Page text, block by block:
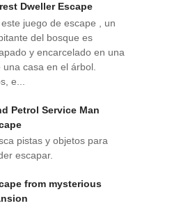
Dweller Escape
este juego de escape , un
del bosque es
y encarcelado en una
casa en el árbol.
e...
Petrol Service Man
pistas y objetos para
escapar.
from mysterious